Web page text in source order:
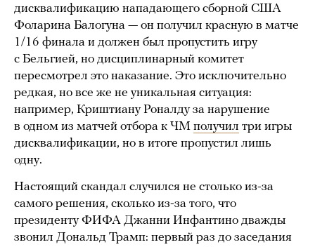
дисквалификацию нападающего сборной США
Фоларина Балогуна — он получил красную в матче
1/16 финала и должен был пропустить игру
с Бельгией, но дисциплинарный комитет
пересмотрел это наказание. Это исключительно
редкая, но все же не уникальная ситуация:
например, Криштиану Роналду за нарушение
в одном из матчей отбора к ЧМ получил три игры
дисквалификации, но в итоге пропустил лишь
одну.
Настоящий скандал случился не столько из-за
самого решения, сколько из-за того, что
президенту ФИФА Джанни Инфантино дважды
звонил Дональд Трамп: первый раз до заседания